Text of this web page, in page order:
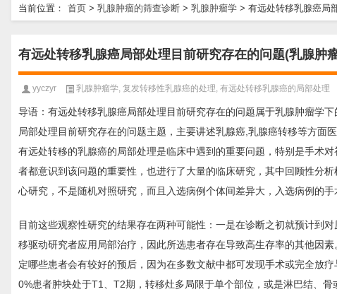
当前位置： 首页 > 乳腺肿瘤的筛查诊断 > 乳腺肿瘤学 > 有远处转移乳腺癌局
有远处转移乳腺癌局部处理目前研究存在的问题(乳腺肿
yyczyr 乳腺肿瘤学, 复发转移性乳腺癌的处理, 有远处转移乳腺癌的局部处理
导语：有远处转移乳腺癌局部处理目前研究存在的问题属于乳腺肿瘤学
局部处理目前研究存在的问题主题，主要讲述乳腺癌,乳腺癌转移等方面医
有远处转移的乳腺癌的局部处理是临床中遇到的重要问题，特别是手术
者都意识到该问题的重要性，也进行了大量的临床研究，其中回顾性分
心研究，不是随机对照研究，而且入选病例个体间差异大，入选病例的
目前这些观察性研究的结果存在两种可能性：一是在诊断之初就预计到
移驱动研究者应用局部治疗，因此所选患者存在导致高生存率的其他因
定哪些患者会有较好的预后，因为在多数文献中都可发现手术或完全放
0%患者肿块处于T1、T2期，转移灶多局限于单个部位，或是淋巴结、